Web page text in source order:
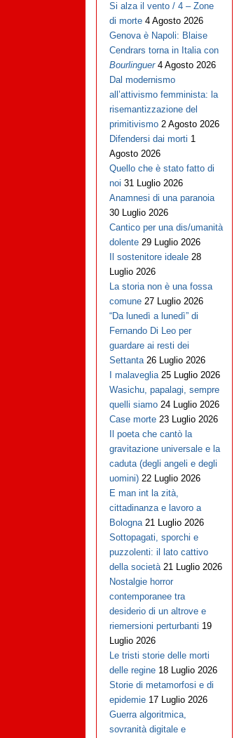
Si alza il vento / 4 – Zone
di morte 4 Agosto 2026
Genova è Napoli: Blaise
Cendrars torna in Italia con
Bourlinguer 4 Agosto 2026
Dal modernismo
all’attivismo femminista: la
risemantizzazione del
primitivismo 2 Agosto 2026
Difendersi dai morti 1
Agosto 2026
Quello che è stato fatto di
noi 31 Luglio 2026
Anamnesi di una paranoia
30 Luglio 2026
Cantico per una dis/umanità
dolente 29 Luglio 2026
Il sostenitore ideale 28
Luglio 2026
La storia non è una fossa
comune 27 Luglio 2026
“Da lunedì a lunedì” di
Fernando Di Leo per
guardare ai resti dei
Settanta 26 Luglio 2026
I malaveglia 25 Luglio 2026
Wasichu, papalagi, sempre
quelli siamo 24 Luglio 2026
Case morte 23 Luglio 2026
Il poeta che cantò la
gravitazione universale e la
caduta (degli angeli e degli
uomini) 22 Luglio 2026
E man int la zità,
cittadinanza e lavoro a
Bologna 21 Luglio 2026
Sottopagati, sporchi e
puzzolenti: il lato cattivo
della società 21 Luglio 2026
Nostalgie horror
contemporanee tra
desiderio di un altrove e
riemersioni perturbanti 19
Luglio 2026
Le tristi storie delle morti
delle regine 18 Luglio 2026
Storie di metamorfosi e di
epidemie 17 Luglio 2026
Guerra algoritmica,
sovranità digitale e